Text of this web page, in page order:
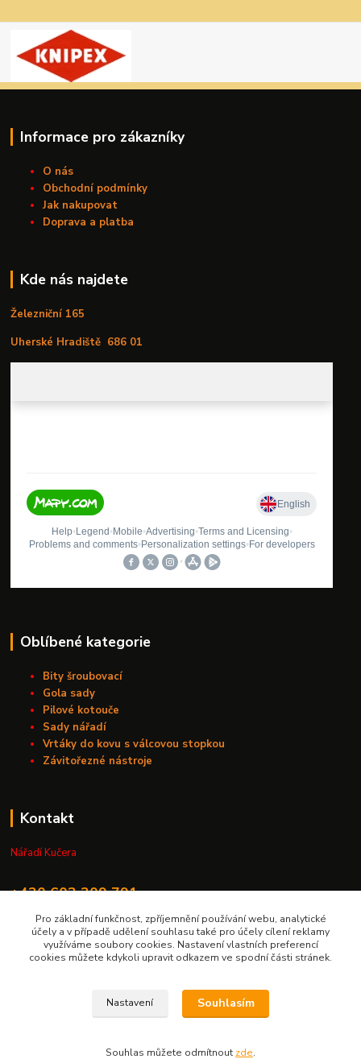
Informace pro zákazníky
O nás
Obchodní podmínky
Jak nakupovat
Doprava a platba
Kde nás najdete
Železniční 165
Uherské Hradiště 686 01
Oblíbené kategorie
Bity šroubovací
Gola sady
Pilové kotouče
Sady nářadí
Vrtáky do kovu s válcovou stopkou
Závitořezné nástroje
Kontakt
Nářadí Kučera
+420 603 209 791
info@naradikucera.cz
Upravit sběr cookies.
Pro základní funkčnost, zpříjemnění používání webu, analytické
účely a v případě udělení souhlasu také pro účely cílení reklamy
využíváme soubory cookies. Nastavení vlastních preferencí
cookies můžete kdykoli upravit odkazem ve spodní části stránek.
Nastavení Souhlasím
Souhlas můžete odmítnout zde.